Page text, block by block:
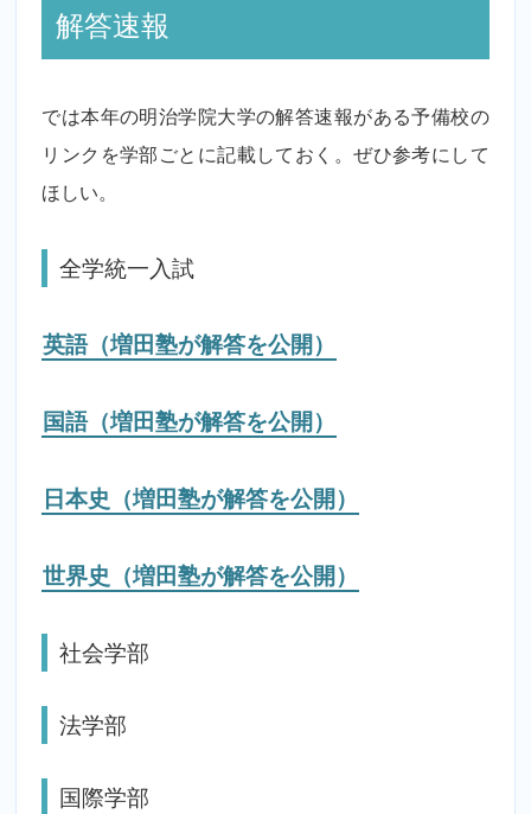
解答速報
では本年の明治学院大学の解答速報がある予備校の
リンクを学部ごとに記載しておく。ぜひ参考にして
ほしい。
全学統一入試
英語（増田塾が解答を公開）
国語（増田塾が解答を公開）
日本史（増田塾が解答を公開）
世界史（増田塾が解答を公開）
社会学部
法学部
国際学部